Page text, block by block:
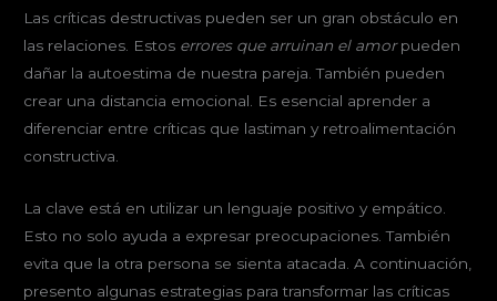
Las críticas destructivas pueden ser un gran obstáculo en
las relaciones. Estos errores que arruinan el amorpueden
dañar la autoestima de nuestra pareja. También pueden
crear una distancia emocional. Es esencial aprender a
diferenciar entre críticas que lastiman y retroalimentación
constructiva.
La clave está en utilizar un lenguaje positivo y empático.
Esto no solo ayuda a expresar preocupaciones. También
evita que la otra persona se sienta atacada. A continuación,
presento algunas estrategias para transformar las críticas